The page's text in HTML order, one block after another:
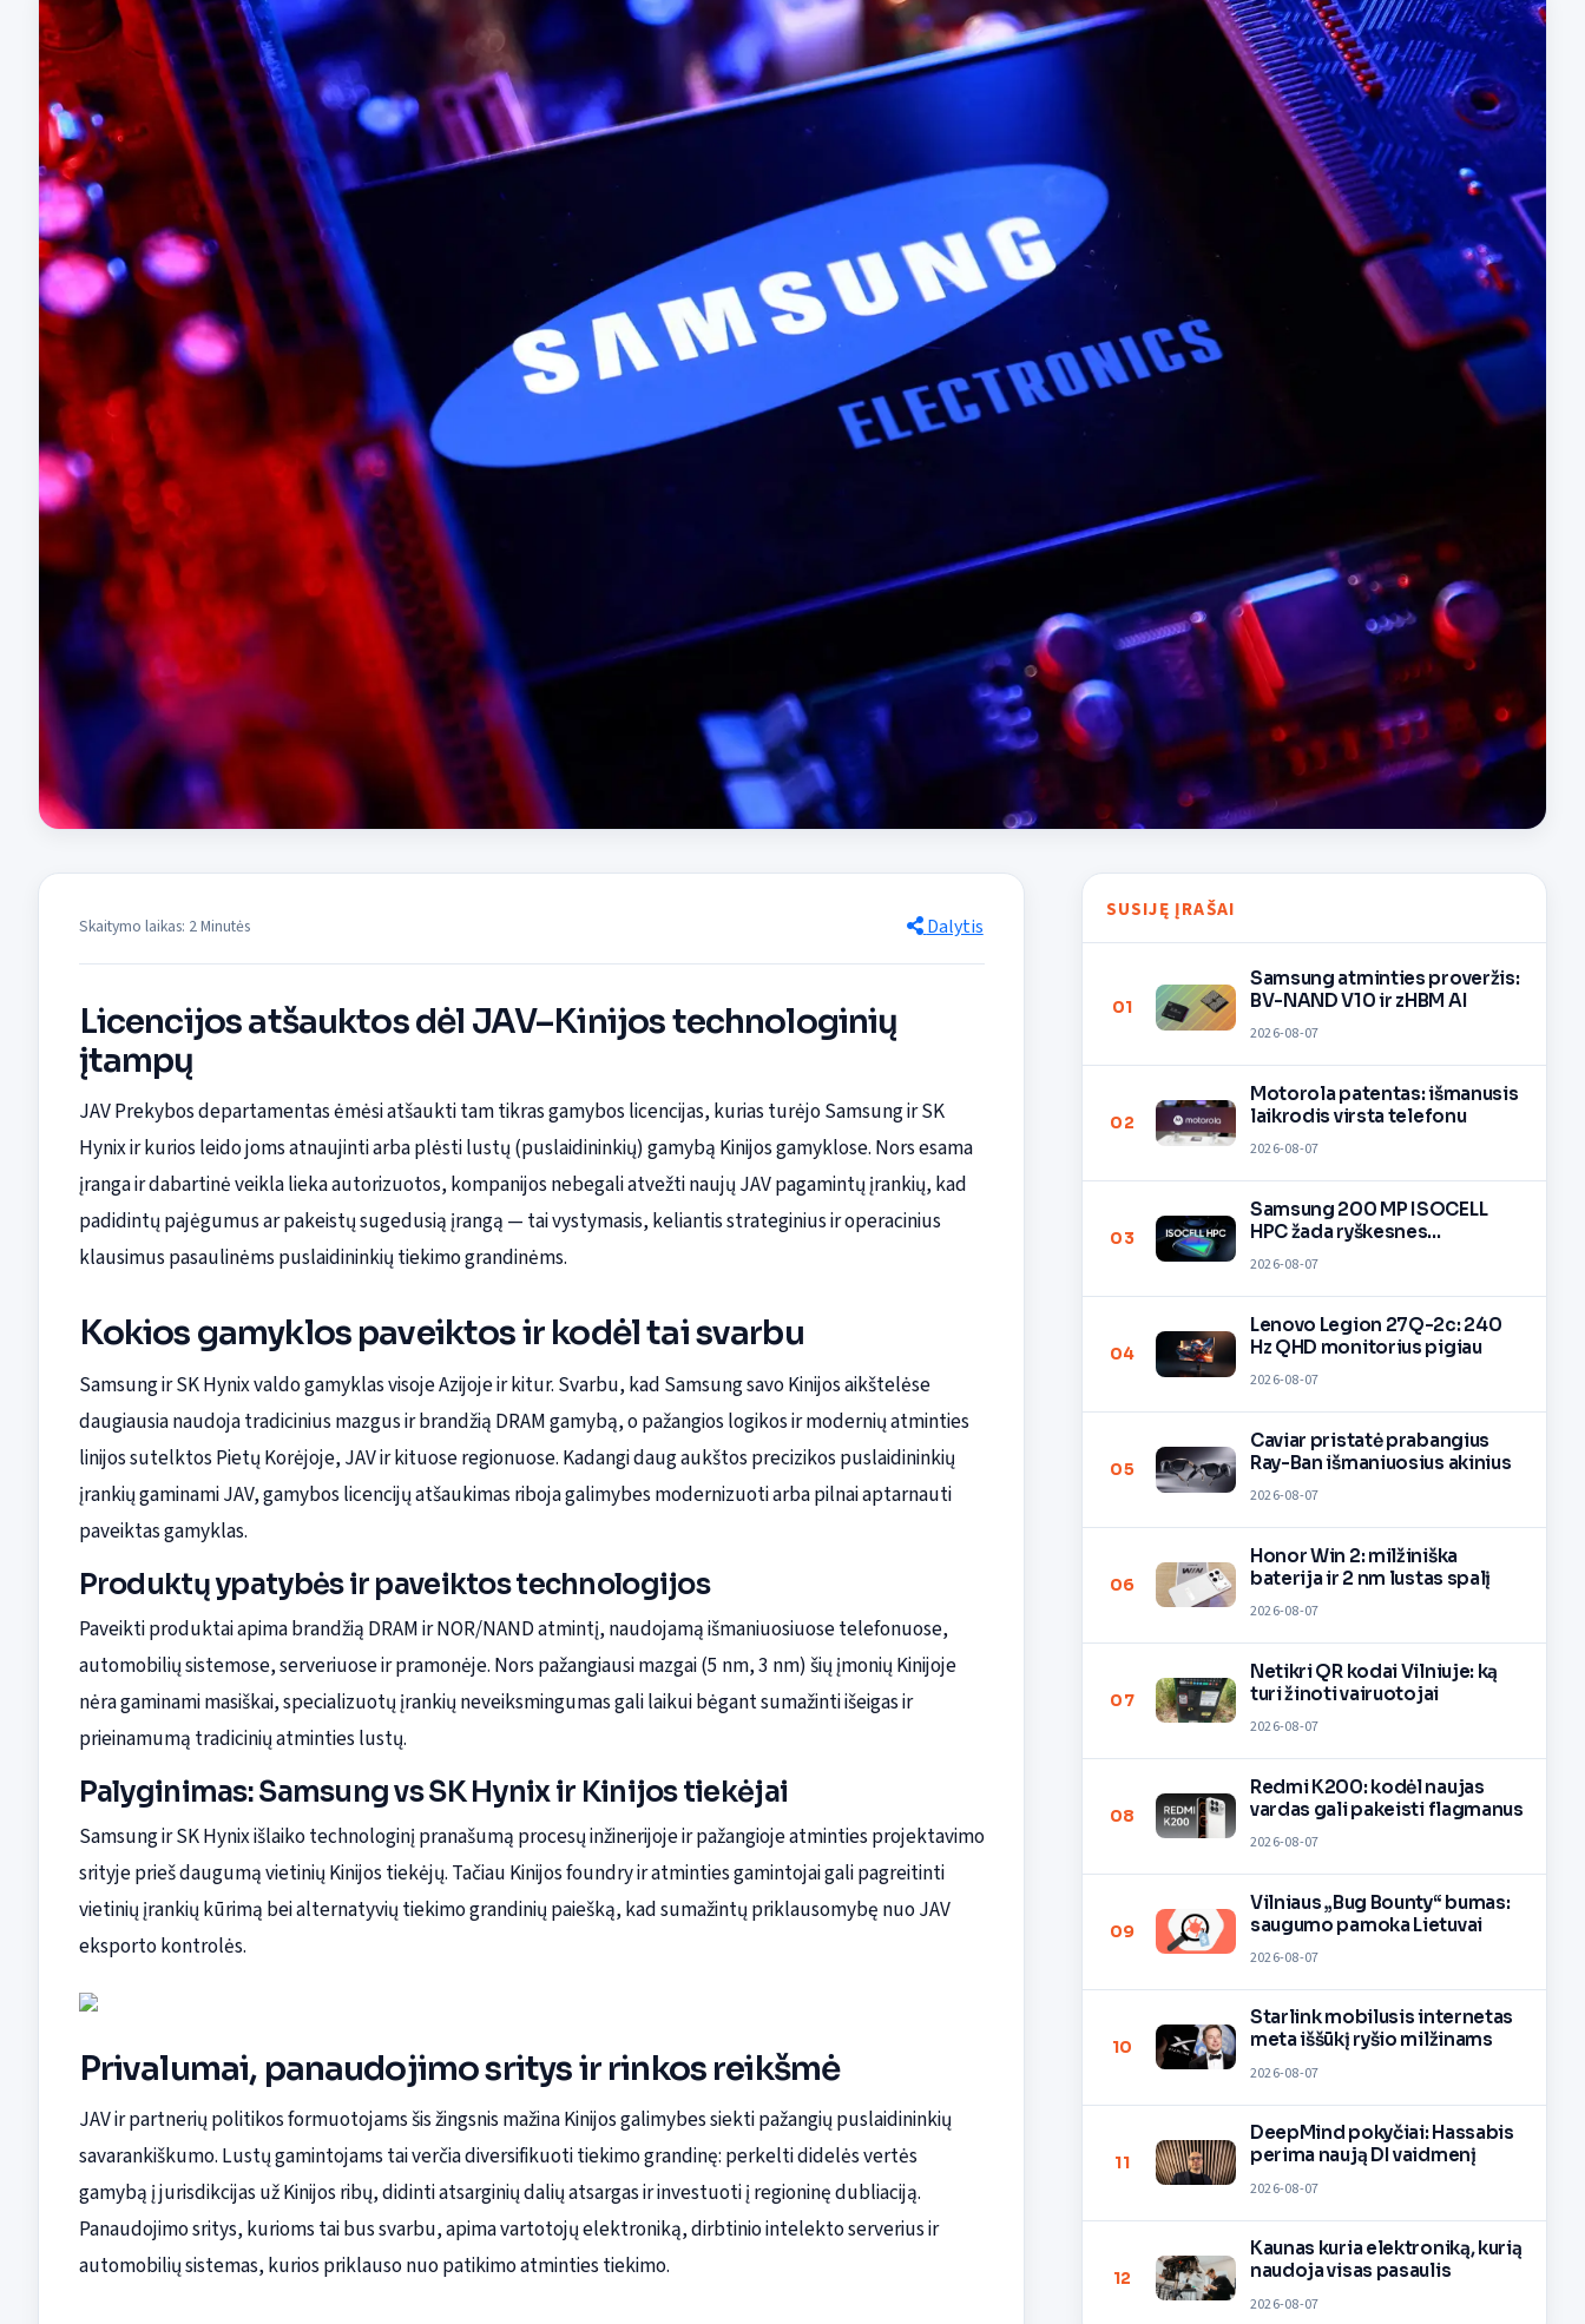
Skaitymo laikas: 2 Minutės Dalytis
Licencijos atšauktos dėl JAV–Kinijos technologinių
įtampų
JAV Prekybos departamentas ėmėsi atšaukti tam tikras gamybos licencijas, kurias turėjo Samsung ir SK
Hynix ir kurios leido joms atnaujinti arba plėsti lustų (puslaidininkių) gamybą Kinijos gamyklose. Nors esama
įranga ir dabartinė veikla lieka autorizuotos, kompanijos nebegali atvežti naujų JAV pagamintų įrankių, kad
padidintų pajėgumus ar pakeistų sugedusią įrangą — tai vystymasis, keliantis strateginius ir operacinius
klausimus pasaulinėms puslaidininkių tiekimo grandinėms.
Kokios gamyklos paveiktos ir kodėl tai svarbu
Samsung ir SK Hynix valdo gamyklas visoje Azijoje ir kitur. Svarbu, kad Samsung savo Kinijos aikštelėse
daugiausia naudoja tradicinius mazgus ir brandžią DRAM gamybą, o pažangios logikos ir modernių atminties
linijos sutelktos Pietų Korėjoje, JAV ir kituose regionuose. Kadangi daug aukštos precizikos puslaidininkių
įrankių gaminami JAV, gamybos licencijų atšaukimas riboja galimybes modernizuoti arba pilnai aptarnauti
paveiktas gamyklas.
Produktų ypatybės ir paveiktos technologijos
Paveikti produktai apima brandžią DRAM ir NOR/NAND atmintį, naudojamą išmaniuosiuose telefonuose,
automobilių sistemose, serveriuose ir pramonėje. Nors pažangiausi mazgai (5 nm, 3 nm) šių įmonių Kinijoje
nėra gaminami masiškai, specializuotų įrankių neveiksmingumas gali laikui bėgant sumažinti išeigas ir
prieinamumą tradicinių atminties lustų.
Palyginimas: Samsung vs SK Hynix ir Kinijos tiekėjai
Samsung ir SK Hynix išlaiko technologinį pranašumą procesų inžinerijoje ir pažangioje atminties projektavimo
srityje prieš daugumą vietinių Kinijos tiekėjų. Tačiau Kinijos foundry ir atminties gamintojai gali pagreitinti
vietinių įrankių kūrimą bei alternatyvių tiekimo grandinių paiešką, kad sumažintų priklausomybę nuo JAV
eksporto kontrolės.
Privalumai, panaudojimo sritys ir rinkos reikšmė
JAV ir partnerių politikos formuotojams šis žingsnis mažina Kinijos galimybes siekti pažangių puslaidininkių
savarankiškumo. Lustų gamintojams tai verčia diversifikuoti tiekimo grandinę: perkelti didelės vertės
gamybą į jurisdikcijas už Kinijos ribų, didinti atsarginių dalių atsargas ir investuoti į regioninę dubliaciją.
Panaudojimo sritys, kurioms tai bus svarbu, apima vartotojų elektroniką, dirbtinio intelekto serverius ir
automobilių sistemas, kurios priklauso nuo patikimo atminties tiekimo.
SUSIJĘ ĮRAŠAI
01
Samsung atminties proveržis:
BV-NAND V10 ir zHBM AI
2026-08-07
02
Motorola patentas: išmanusis
laikrodis virsta telefonu
2026-08-07
03
Samsung 200 MP ISOCELL
HPC žada ryškesnes
2026-08-07
04
Lenovo Legion 27Q-2c: 240
Hz QHD monitorius pigiau
2026-08-07
05
Caviar pristatė prabangius
Ray-Ban išmaniuosius akinius
2026-08-07
06
Honor Win 2: milžiniška
baterija ir 2 nm lustas spalį
2026-08-07
07
Netikri QR kodai Vilniuje: ką
turi žinoti vairuotojai
2026-08-07
08
Redmi K200: kodėl naujas
vardas gali pakeisti flagmanus
2026-08-07
09
Vilniaus „Bug Bounty“ bumas:
saugumo pamoka Lietuvai
2026-08-07
10
Starlink mobilusis internetas
meta iššūkį ryšio milžinams
2026-08-07
11
DeepMind pokyčiai: Hassabis
perima naują DI vaidmenį
2026-08-07
12
Kaunas kuria elektroniką, kurią
naudoja visas pasaulis
2026-08-07